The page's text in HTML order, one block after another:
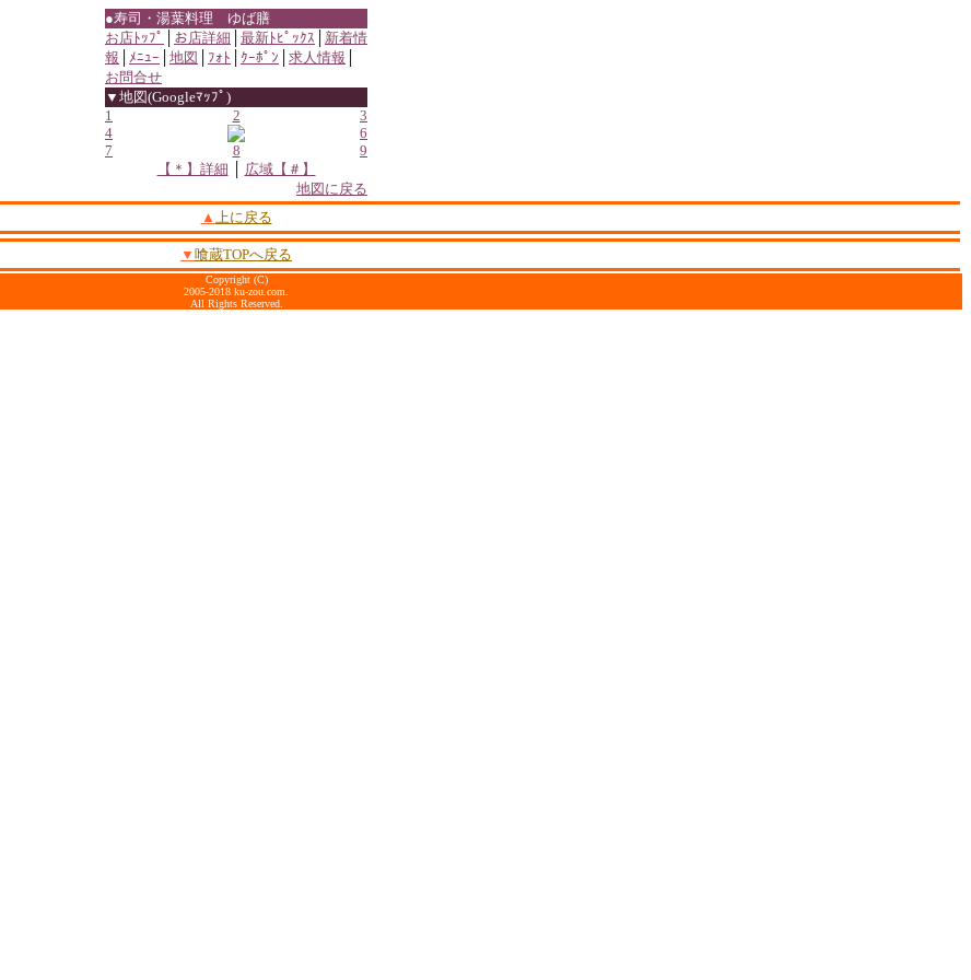
●寿司・湯葉料理 ゆば膳
お店ﾄｯﾌﾟ
お店詳細 最新ﾄﾋﾟｯｸｽ
新着情
報
ﾒﾆｭｰ 地図 ﾌｫﾄ ｸｰﾎﾟﾝ 求人情報
お問合せ
▼地図(Googleﾏｯﾌﾟ)
1
2
3
4
6
7
8
9
【＊】詳細
広域【＃】
地図に戻る
▲ 上に戻る
▼ 喰蔵TOPへ戻る
Copyright (C)
2005-2018 ku-zou.com.
All Rights Reserved.